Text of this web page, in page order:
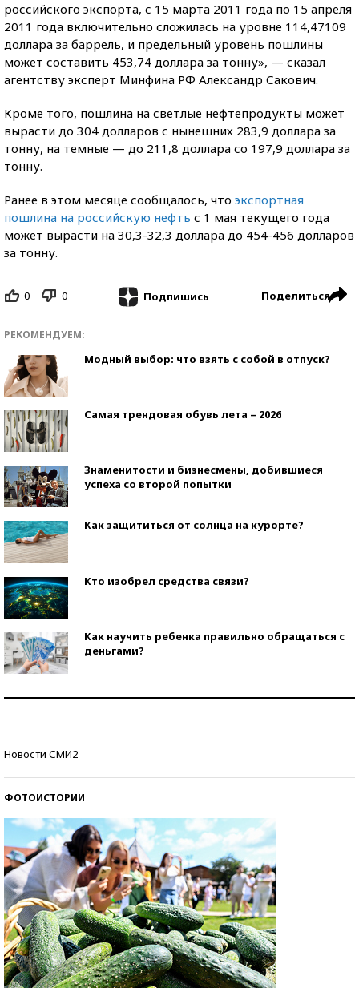
российского экспорта, с 15 марта 2011 года по 15 апреля
2011 года включительно сложилась на уровне 114,47109
доллара за баррель, и предельный уровень пошлины
может составить 453,74 доллара за тонну», — сказал
агентству эксперт Минфина РФ Александр Сакович.
Кроме того, пошлина на светлые нефтепродукты может
вырасти до 304 долларов с нынешних 283,9 доллара за
тонну, на темные — до 211,8 доллара со 197,9 доллара за
тонну.
Ранее в этом месяце сообщалось, что экспортная
пошлина на российскую нефть с 1 мая текущего года
может вырасти на 30,3-32,3 доллара до 454-456 долларов
за тонну.
0 0 Подпишись Поделиться
РЕКОМЕНДУЕМ:
Модный выбор: что взять с собой в отпуск?
Самая трендовая обувь лета – 2026
Знаменитости и бизнесмены, добившиеся
успеха со второй попытки
Как защититься от солнца на курорте?
Кто изобрел средства связи?
Как научить ребенка правильно обращаться с
деньгами?
Новости СМИ2
ФОТОИСТОРИИ